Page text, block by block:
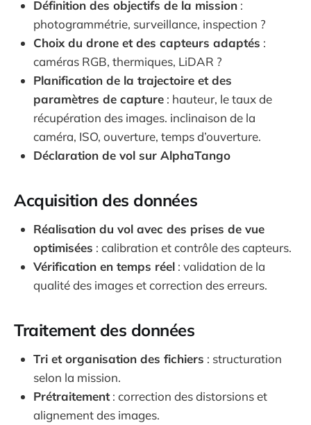
Définition des objectifs de la mission :
photogrammétrie, surveillance, inspection ?
Choix du drone et des capteurs adaptés :
caméras RGB, thermiques, LiDAR ?
Planification de la trajectoire et des
paramètres de capture : hauteur, le taux de
récupération des images. inclinaison de la
caméra, ISO, ouverture, temps d’ouverture.
Déclaration de vol sur AlphaTango
Acquisition des données
Réalisation du vol avec des prises de vue
optimisées : calibration et contrôle des capteurs.
Vérification en temps réel : validation de la
qualité des images et correction des erreurs.
Traitement des données
Tri et organisation des fichiers : structuration
selon la mission.
Prétraitement: correction des distorsions et
alignement des images.